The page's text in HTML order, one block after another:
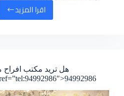
اقرا المزيد
حداد
حداد
ومظلات
هل تريد مكتب افراح